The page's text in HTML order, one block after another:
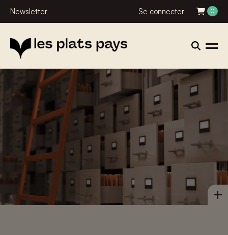
Newsletter Se connecter 0